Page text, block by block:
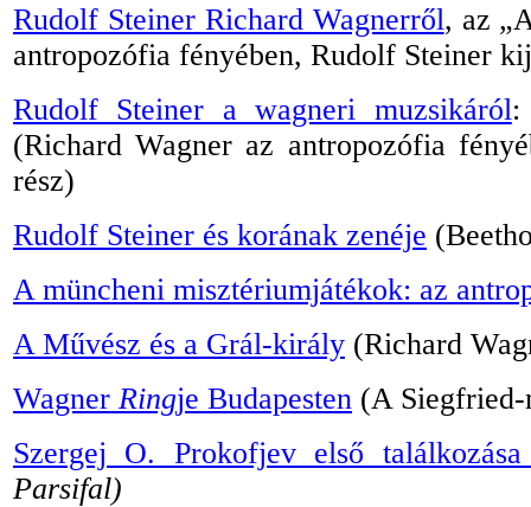
Rudolf Steiner Richard Wagnerről, az „
antropozófia fényében, Rudolf Steiner
Rudolf Steiner a wagneri muzsikáról:
(Richard Wagner az antropozófia
rész)
Rudolf Steiner és korának zenéje
A müncheni misztériumjátékok: az
A Művész és a Grál-király (Richard
Wagner Ringje Budapesten (A Siegfried-
Szergej O. Prokofjev első
Parsifal)